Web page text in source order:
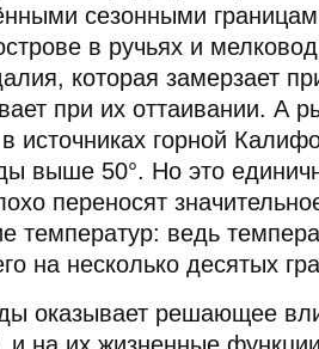
сезонными
в ручьях и
которая замерзает
при их оттаивании. А
источниках горной
выше 50°. Но это
переносят
температур: ведь
на несколько десятых
оказывает решающее